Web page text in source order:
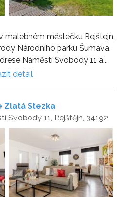
malebném městečku Rejštejn,
Národního parku Šumava.
Náměstí Svobody 11 a...
detail
Zlatá Stezka
Svobody 11, Rejštějn, 34192